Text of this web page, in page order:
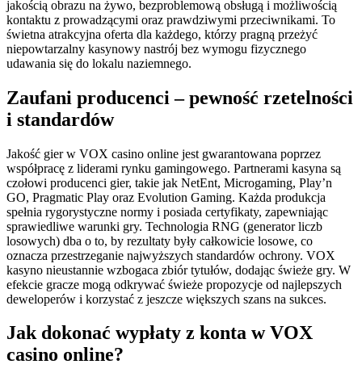
jakością obrazu na żywo, bezproblemową obsługą i możliwością
kontaktu z prowadzącymi oraz prawdziwymi przeciwnikami. To
świetna atrakcyjna oferta dla każdego, którzy pragną przeżyć
niepowtarzalny kasynowy nastrój bez wymogu fizycznego
udawania się do lokalu naziemnego.
Zaufani producenci – pewność rzetelności
i standardów
Jakość gier w VOX casino online jest gwarantowana poprzez
współpracę z liderami rynku gamingowego. Partnerami kasyna są
czołowi producenci gier, takie jak NetEnt, Microgaming, Play’n
GO, Pragmatic Play oraz Evolution Gaming. Każda produkcja
spełnia rygorystyczne normy i posiada certyfikaty, zapewniając
sprawiedliwe warunki gry. Technologia RNG (generator liczb
losowych) dba o to, by rezultaty były całkowicie losowe, co
oznacza przestrzeganie najwyższych standardów ochrony. VOX
kasyno nieustannie wzbogaca zbiór tytułów, dodając świeże gry. W
efekcie gracze mogą odkrywać świeże propozycje od najlepszych
deweloperów i korzystać z jeszcze większych szans na sukces.
Jak dokonać wypłaty z konta w VOX
casino online?